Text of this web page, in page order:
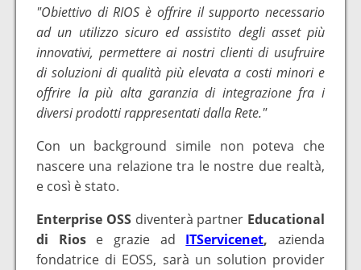
"Obiettivo di RIOS è offrire il supporto necessario
ad un utilizzo sicuro ed assistito degli asset più
innovativi, permettere ai nostri clienti di usufruire
di soluzioni di qualità più elevata a costi minori e
offrire la più alta garanzia di integrazione fra i
diversi prodotti rappresentati dalla Rete."
Con un background simile non poteva che
nascere una relazione tra le nostre due realtà,
e così è stato.
Enterprise OSSdiventerà partner Educational
di Riose grazie ad ITServicenet,azienda
fondatrice di EOSS, sarà un solution provider